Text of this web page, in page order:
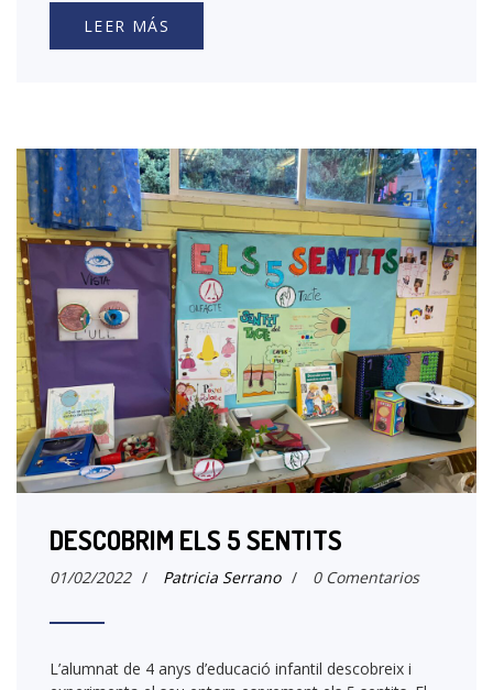
LEER MÁS
DESCOBRIM ELS 5 SENTITS
01/02/2022 / Patricia Serrano / 0 Comentarios
L’alumnat de 4 anys d’educació infantil descobreix i